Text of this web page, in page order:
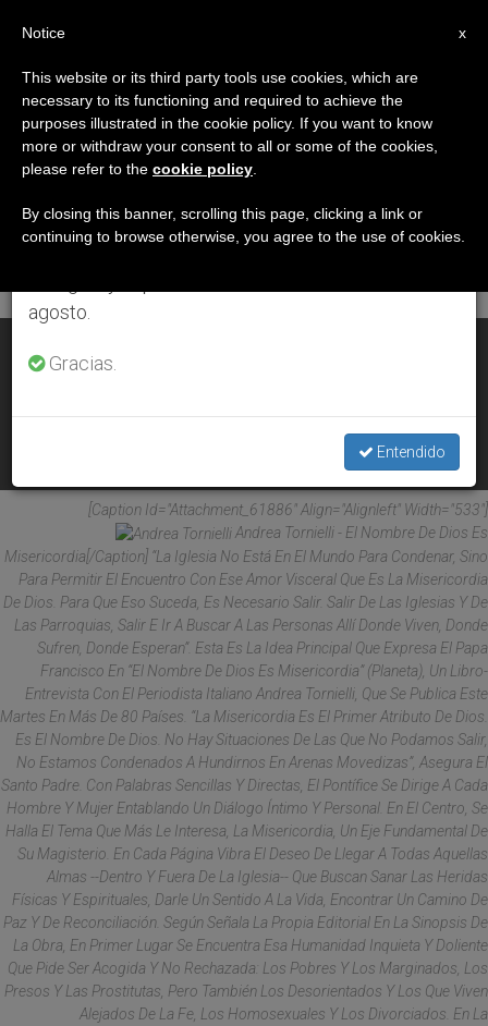
ETIQUETA
Posts Tagged ‘pm’
ÚLTIMAS NOTICIAS
JAN 11, 2016 08:30
[caption Id="attachment_61886" Align="alignleft" Width="533"]
Andrea Tornielli - El Nombre De Dios Es
Misericordia[/caption] “La Iglesia No Está En El Mundo Para Condenar, Sino
Para Permitir El Encuentro Con Ese Amor Visceral Que Es La Misericordia
De Dios. Para Que Eso Suceda, Es Necesario Salir. Salir De Las Iglesias Y De
Las Parroquias, Salir E Ir A Buscar A Las Personas Allí Donde Viven, Donde
Sufren, Donde Esperan”. Esta Es La Idea Principal Que Expresa El Papa
Francisco En “El Nombre De Dios Es Misericordia” (Planeta), Un Libro-
Entrevista Con El Periodista Italiano Andrea Tornielli, Que Se Publica Este
Martes En Más De 80 Países. “La Misericordia Es El Primer Atributo De Dios.
Es El Nombre De Dios. No Hay Situaciones De Las Que No Podamos Salir,
No Estamos Condenados A Hundirnos En Arenas Movedizas”, Asegura El
Santo Padre. Con Palabras Sencillas Y Directas, El Pontífice Se Dirige A Cada
Hombre Y Mujer Entablando Un Diálogo Íntimo Y Personal. En El Centro, Se
Halla El Tema Que Más Le Interesa, La Misericordia, Un Eje Fundamental De
Su Magisterio. En Cada Página Vibra El Deseo De Llegar A Todas Aquellas
Almas --Dentro Y Fuera De La Iglesia-- Que Buscan Sanar Las Heridas
Físicas Y Espirituales, Darle Un Sentido A La Vida, Encontrar Un Camino De
Paz Y De Reconciliación. Según Señala La Propia Editorial En La Sinopsis De
La Obra, En Primer Lugar Se Encuentra Esa Humanidad Inquieta Y Doliente
Que Pide Ser Acogida Y No Rechazada: Los Pobres Y Los Marginados, Los
Presos Y Las Prostitutas, Pero También Los Desorientados Y Los Que Viven
Alejados De La Fe, Los Homosexuales Y Los Divorciados. En La
×
Aviso importante
Del 27 de julio al 7 de agosto haremos la pausa
anual, aprovechando que en el periodo de verano
se generan menos informaciones y también el
agosto.
Gracias.
Entendido
x
Notice
This website or its third party tools use cookies, which are
necessary to its functioning and required to achieve the
purposes illustrated in the cookie policy. If you want to know
more or withdraw your consent to all or some of the cookies,
please refer to the cookie policy
By closing this banner, scrolling this page, clicking a link or
continuing to browse otherwise, you agree to the use of cookies.